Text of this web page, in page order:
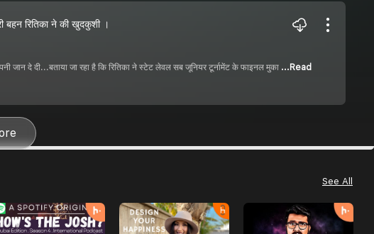
रितिका ने की खुदकुशी ।
जान दे दी...बताया जा रहा है कि रितिका ने स्टेट लेवल सब जूनियर टूर्नामेंट के फाइनल मुका ...Read
See All